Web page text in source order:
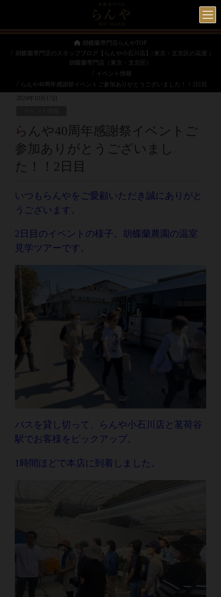
胡蝶蘭専門店らんやTOP
胡蝶蘭専門店のスタッフブログ【らんや小石川店】| 東京・文京区の花屋｜
胡蝶蘭専門店（東京・文京区）
イベント情報
らんや40周年感謝祭イベントご参加ありがとうございました！！2日目
2024年10月17日
らんや40周年感謝祭イベントご
参加ありがとうございまし
た！！2日目
いつもらんやをご愛顧いただき誠にありがと
うございます。
2日目のイベントの様子。胡蝶蘭農園の温室
見学ツアーです。
バスを貸し切って、らんや小石川店と茗荷谷
駅でお客様をピックアップ。
1時間ほどで本店に到着しました。